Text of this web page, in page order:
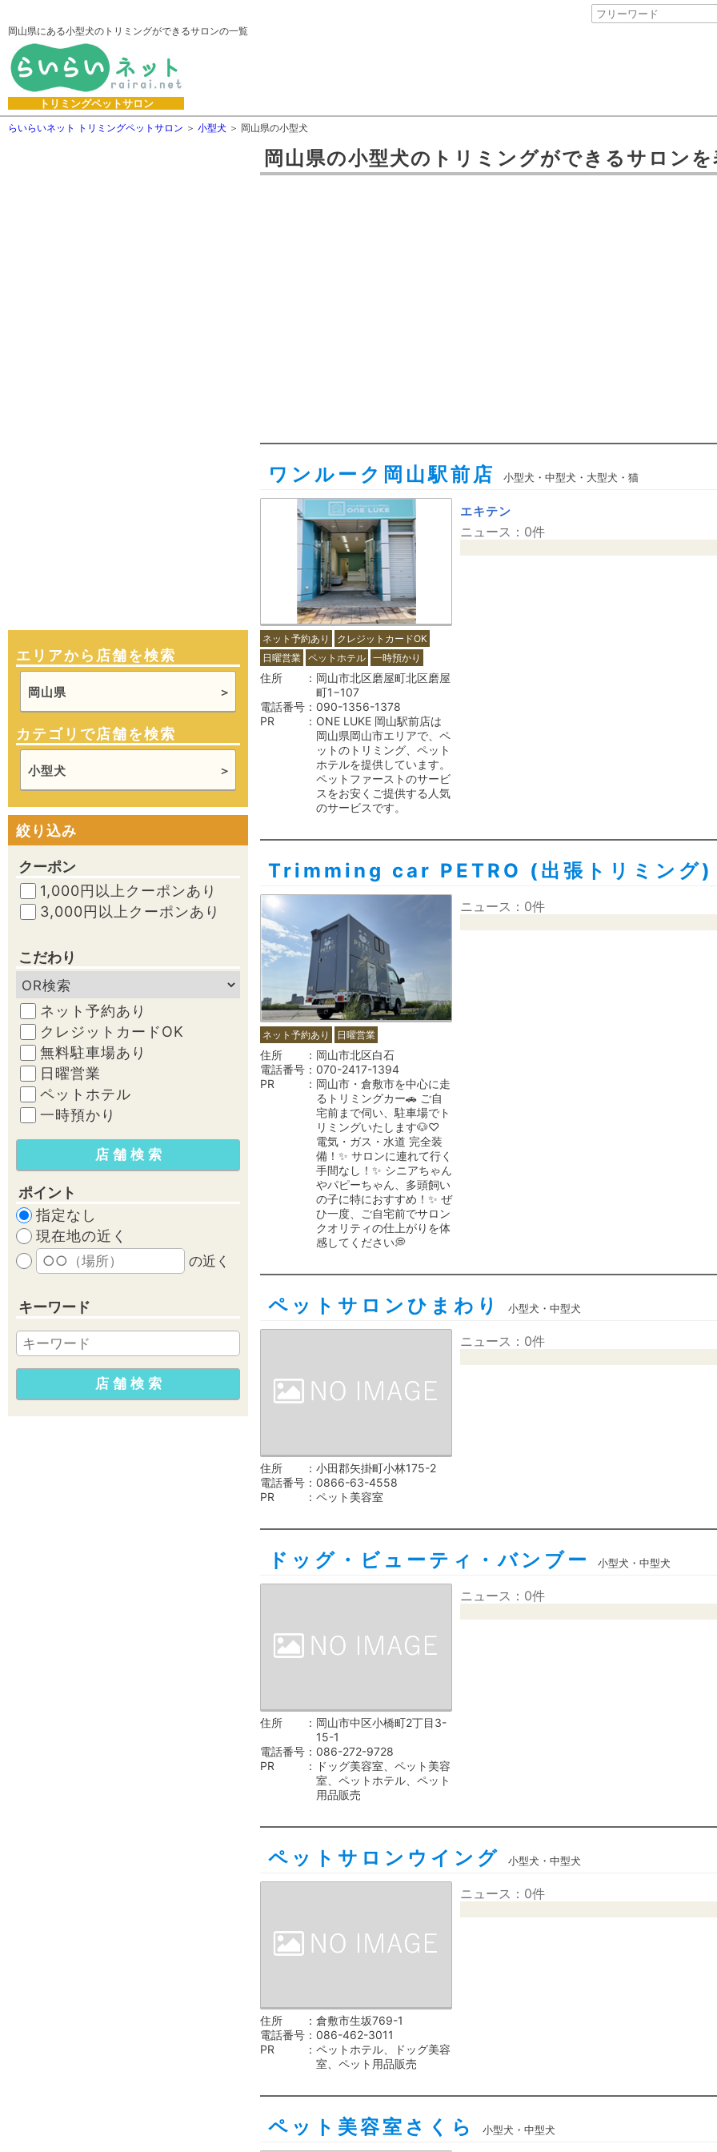
岡山県にある小型犬のトリミングができるサロンの一覧
トリミングペットサロン
らいらいネット トリミングペットサロン 小型犬 岡山県の小型犬
エリアから店舗を検索
岡山県
カテゴリで店舗を検索
小型犬
絞り込み
クーポン
1,000円以上クーポンあり
3,000円以上クーポンあり
こだわり
ネット予約あり
クレジットカードOK
無料駐車場あり
日曜営業
ペットホテル
一時預かり
ポイント
指定なし
現在地の近く
の近く
キーワード
岡山県の小型犬のトリミングができるサロン
ワンルーク岡山駅前店 小型犬・中型犬・大型犬・猫
ネット予約あり
クレジットカードOK
日曜営業 ペットホテル 一時預かり
住所
岡山市北区磨屋町北区磨屋
町1−107
電話番号
090-1356-1378
PR
ONE LUKE 岡山駅前店は
岡山県岡山市エリアで、ペ
ットのトリミング、ペット
ホテルを提供しています。
ペットファーストのサービ
スをお安くご提供する人気
のサービスです。
エキテン
ニュース：0件
Trimming car PETRO (出張トリミング)
ネット予約あり 日曜営業
住所
岡山市北区白石
電話番号
070-2417-1394
PR
岡山市・倉敷市を中心に走
るトリミングカー🚗 ご自
宅前まで伺い、駐車場でト
リミングいたします🐶♡
電気・ガス・水道 完全装
備！✨ サロンに連れて行く
手間なし！✨ シニアちゃん
やパピーちゃん、多頭飼い
の子に特におすすめ！✨ ぜ
ひ一度、ご自宅前でサロン
クオリティの仕上がりを体
感してください💭
ニュース：0件
ペットサロンひまわり 小型犬・中型犬
住所
小田郡矢掛町小林175-2
電話番号
0866-63-4558
PR
ペット美容室
ニュース：0件
ドッグ・ビューティ・バンブー 小型犬・中型犬
住所
岡山市中区小橋町2丁目3-
15-1
電話番号
086-272-9728
PR
ドッグ美容室、ペット美容
室、ペットホテル、ペット
用品販売
ニュース：0件
ペットサロンウイング 小型犬・中型犬
住所
倉敷市生坂769-1
電話番号
086-462-3011
PR
ペットホテル、ドッグ美容
室、ペット用品販売
ニュース：0件
ペット美容室さくら 小型犬・中型犬